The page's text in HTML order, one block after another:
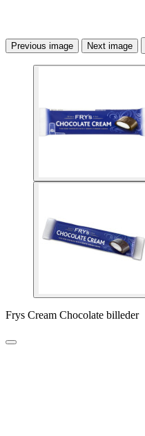
Previous image Next image
Frys Cream Chocolate billeder